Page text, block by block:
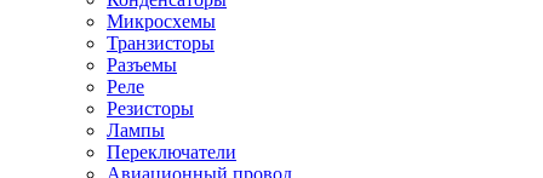
Микросхемы
Транзисторы
Разъемы
Реле
Резисторы
Лампы
Переключатели
Авиационный провод